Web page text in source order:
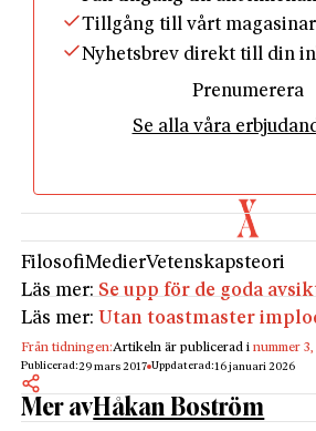
sanning huggen i sten är en död
bygger inga imperier. Mot den
vid. Det är Platons projekt, över
och vidare till Malenkov. Det är
vände sig som bekant emot det
sanningsbegreppet. Den logiska
sökande efter ett fundament för
verkligheten ville Popper ersätta
sanningar och ett krav på
påstående måste hypotetiskt gå
det ska vara värt att ta på allvar.
förenligt med alla iakttagelser
Tillgång till vårt
Nyhetsbrev direkt till din
Prenumerera
Se alla våra
FilosofiMedierVetenskapsteori
Läs mer: Se upp för de goda
Läs mer: Utan toastmaster
Från tidningen:Artikeln är publicerad inummer
Publicerad:29 mars 2017 Uppdaterad:16 januari 2026
Mer avHåkan Boström